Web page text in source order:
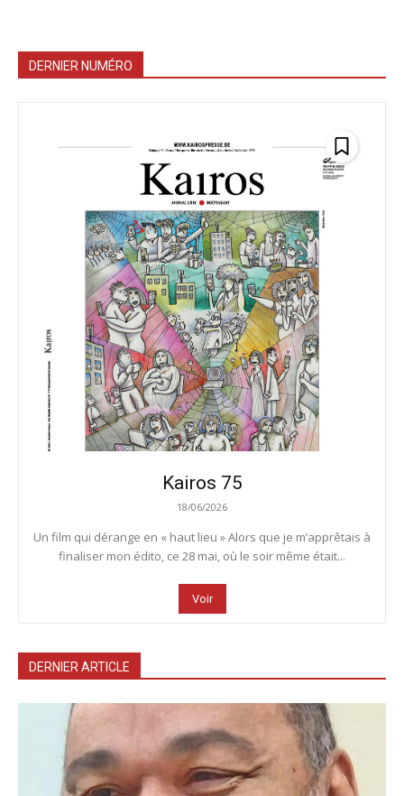
DERNIER NUMÉRO
Kairos 75
18/06/2026
Un film qui dérange en « haut lieu » Alors que je m’apprêtais à
finaliser mon édito, ce 28 mai, où le soir même était...
Voir
DERNIER ARTICLE